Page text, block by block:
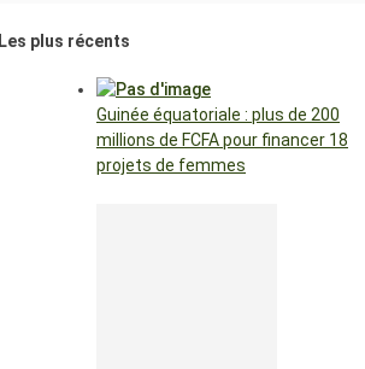
Les plus récents
Guinée équatoriale : plus de 200
millions de FCFA pour financer 18
projets de femmes